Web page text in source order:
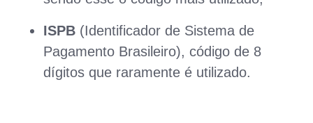
ISPB (Identificador de Sistema de
Pagamento Brasileiro), código de 8
dígitos que raramente é utilizado.